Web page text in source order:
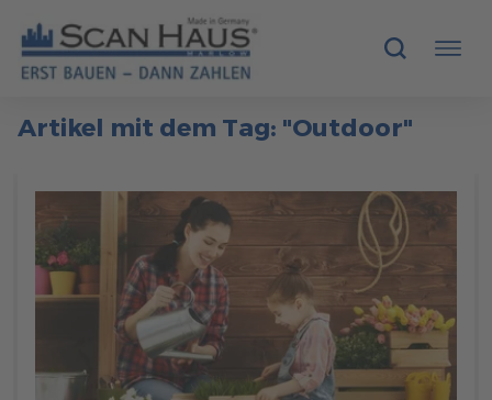
HÄUSER
SCANHAUS-VORTEILE
RUND UMS BAUEN
ÜBER UNS
Artikel mit dem Tag: "Outdoor"